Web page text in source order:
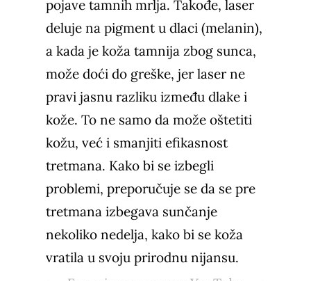
pojave tamnih mrlja. Takođe, laser
deluje na pigment u dlaci (melanin),
a kada je koža tamnija zbog sunca,
može doći do greške, jer laser ne
pravi jasnu razliku između dlake i
kože. To ne samo da može oštetiti
kožu, već i smanjiti efikasnost
tretmana. Kako bi se izbegli
problemi, preporučuje se da se pre
tretmana izbegava sunčanje
nekoliko nedelja, kako bi se koža
vratila u svoju prirodnu nijansu.